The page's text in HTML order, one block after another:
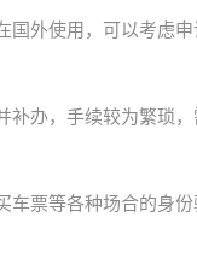
外使用，可以考虑申
办，手续较为繁琐，
票等各种场合的身份